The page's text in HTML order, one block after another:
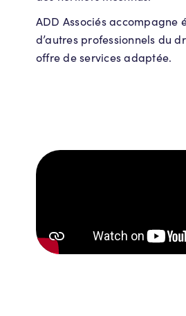
ADD Associés accompagne
d’autres professionnels du
offre de services adaptée.